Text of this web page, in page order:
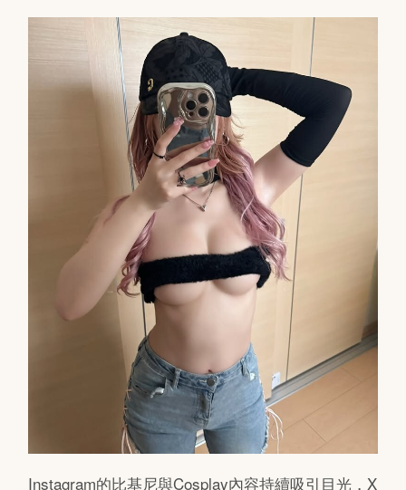
Instagram的比基尼與Cosplay內容持續吸引目光，X